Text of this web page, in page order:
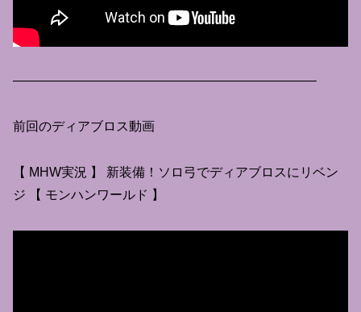
———————————————————————–
前回のディアブロス動画
【 MHW実況 】 新装備！ソロ弓でディアブロスにリベン
ジ 【 モンハンワールド 】